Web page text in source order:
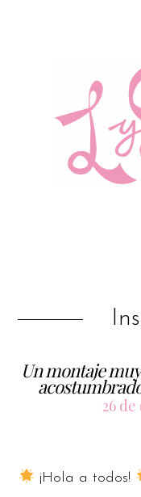
Un montaje
26
¡Hola a todos!